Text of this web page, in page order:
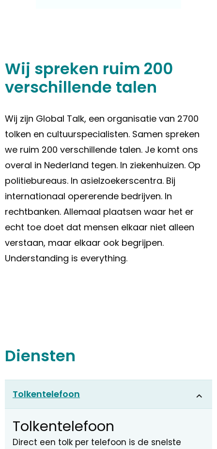
Wij spreken ruim 200
verschillende talen
Wij zijn Global Talk, een organisatie van 2700
tolken en cultuurspecialisten. Samen spreken
we ruim 200 verschillende talen. Je komt ons
overal in Nederland tegen. In ziekenhuizen. Op
politiebureaus. In asielzoekerscentra. Bij
internationaal opererende bedrijven. In
rechtbanken. Allemaal plaatsen waar het er
echt toe doet dat mensen elkaar niet alleen
verstaan, maar elkaar ook begrijpen.
Understanding is everything.
Diensten
Tolkentelefoon
Tolkentelefoon
Direct een tolk per telefoon is de snelste